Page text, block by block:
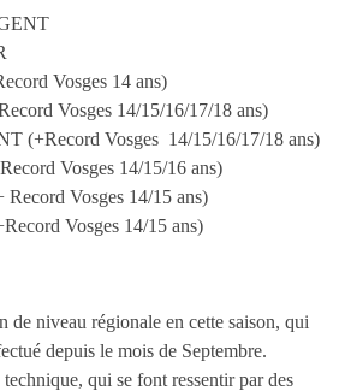
Vosges 14 ans)
Vosges 14/15/16/17/18 ans)
(+Record Vosges 14/15/16/17/18 ans)
Vosges 14/15/16 ans)
Vosges 14/15 ans)
Vosges 14/15 ans)
de niveau régionale en cette saison, qui
depuis le mois de Septembre.
qui se font ressentir par des